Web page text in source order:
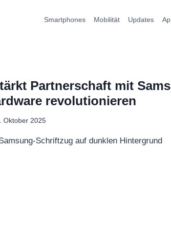
Smartphones Mobilität Updates
Partnerschaft mit
revolutionieren
Oktober 2025